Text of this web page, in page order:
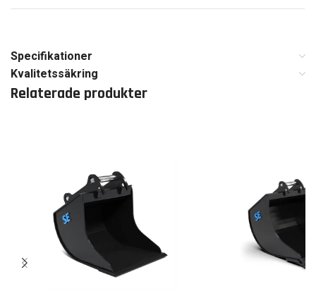
Specifikationer
Kvalitetssäkring
Relaterade produkter